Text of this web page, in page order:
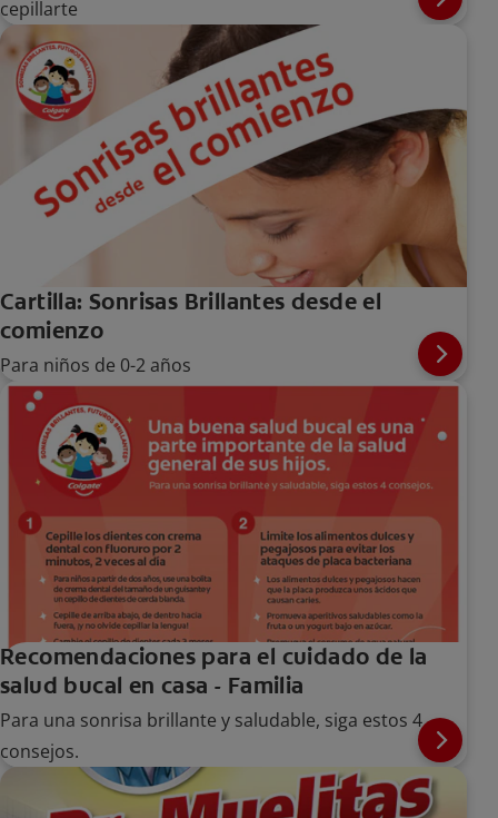
cepillarte
Cartilla: Sonrisas Brillantes desde el
comienzo
Para niños de 0-2 años
Recomendaciones para el cuidado de la
salud bucal en casa - Familia
Para una sonrisa brillante y saludable, siga estos 4
consejos.